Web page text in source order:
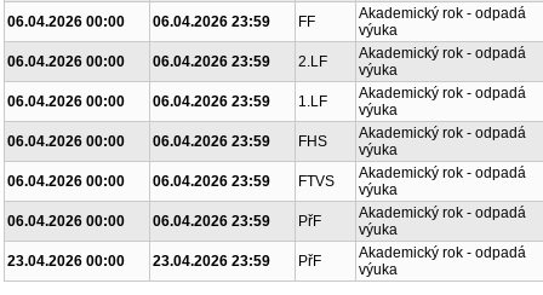
06.04.2026 00:00
06.04.2026 23:59 FF
Akademický rok - odpadá
výuka
06.04.2026 00:00
06.04.2026 23:59 2.LF
Akademický rok - odpadá
výuka
06.04.2026 00:00
06.04.2026 23:59 1.LF
Akademický rok - odpadá
výuka
06.04.2026 00:00
06.04.2026 23:59 FHS
Akademický rok - odpadá
výuka
06.04.2026 00:00
06.04.2026 23:59 FTVS
Akademický rok - odpadá
výuka
06.04.2026 00:00
06.04.2026 23:59 PřF
Akademický rok - odpadá
výuka
23.04.2026 00:00
23.04.2026 23:59 PřF
Akademický rok - odpadá
výuka